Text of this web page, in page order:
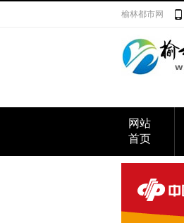
榆林都市网
网站
首页